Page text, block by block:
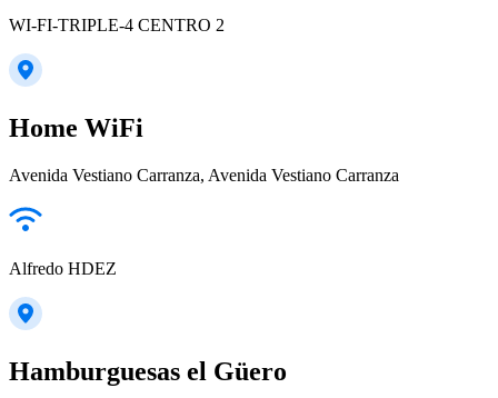
WI-FI-TRIPLE-4 CENTRO 2
Home WiFi
Avenida Vestiano Carranza, Avenida Vestiano Carranza
Alfredo HDEZ
Hamburguesas el Güero